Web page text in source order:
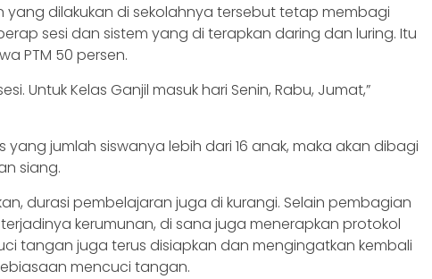
yang dilakukan di sekolahnya tersebut tetap membagi
sesi dan sistem yang di terapkan daring dan luring. Itu
PTM 50 persen.
Untuk Kelas Ganjil masuk hari Senin, Rabu, Jumat,”
yang jumlah siswanya lebih dari 16 anak, maka akan dibagi
siang.
durasi pembelajaran juga di kurangi. Selain pembagian
kerumunan, di sana juga menerapkan protokol
tangan juga terus disiapkan dan mengingatkan kembali
mencuci tangan.